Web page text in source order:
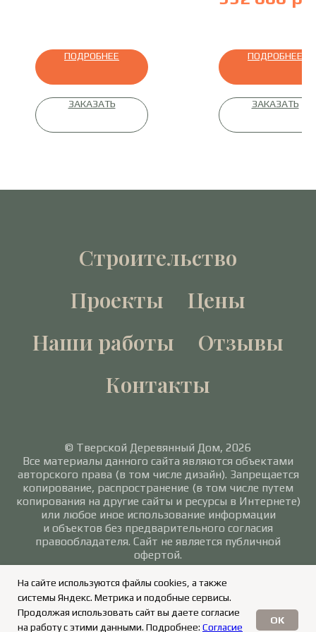
ПОДРОБНЕЕ
ЗАКАЗАТЬ
профилированный брус
ПОДРОБНЕЕ
ЗАКАЗАТЬ
На сайте используются файлы cookies, а также
системы Яндекс. Метрика и подобные сервисы.
Продолжая использовать сайт вы даете согласие
на работу с этими данными. Подробнее: Согласие
OK
Строительство
Проекты
Цены
Наши работы
Отзывы
Контакты
© Тверской Деревянный Дом, 2026
Все материалы данного сайта являются объектами
авторского права (в том числе дизайн). Запрещается
копирование, распространение (в том числе путем
копирования на другие сайты и ресурсы в Интернете)
или любое иное использование информации
и объектов без предварительного согласия
правообладателя. Сайт не является публичной
офертой.
Политика в отношении обработки персональных
данных/Согласие на обработку персональных
данных